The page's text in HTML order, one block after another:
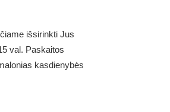
išsirinkti Jus
val. Paskaitos
kasdienybės